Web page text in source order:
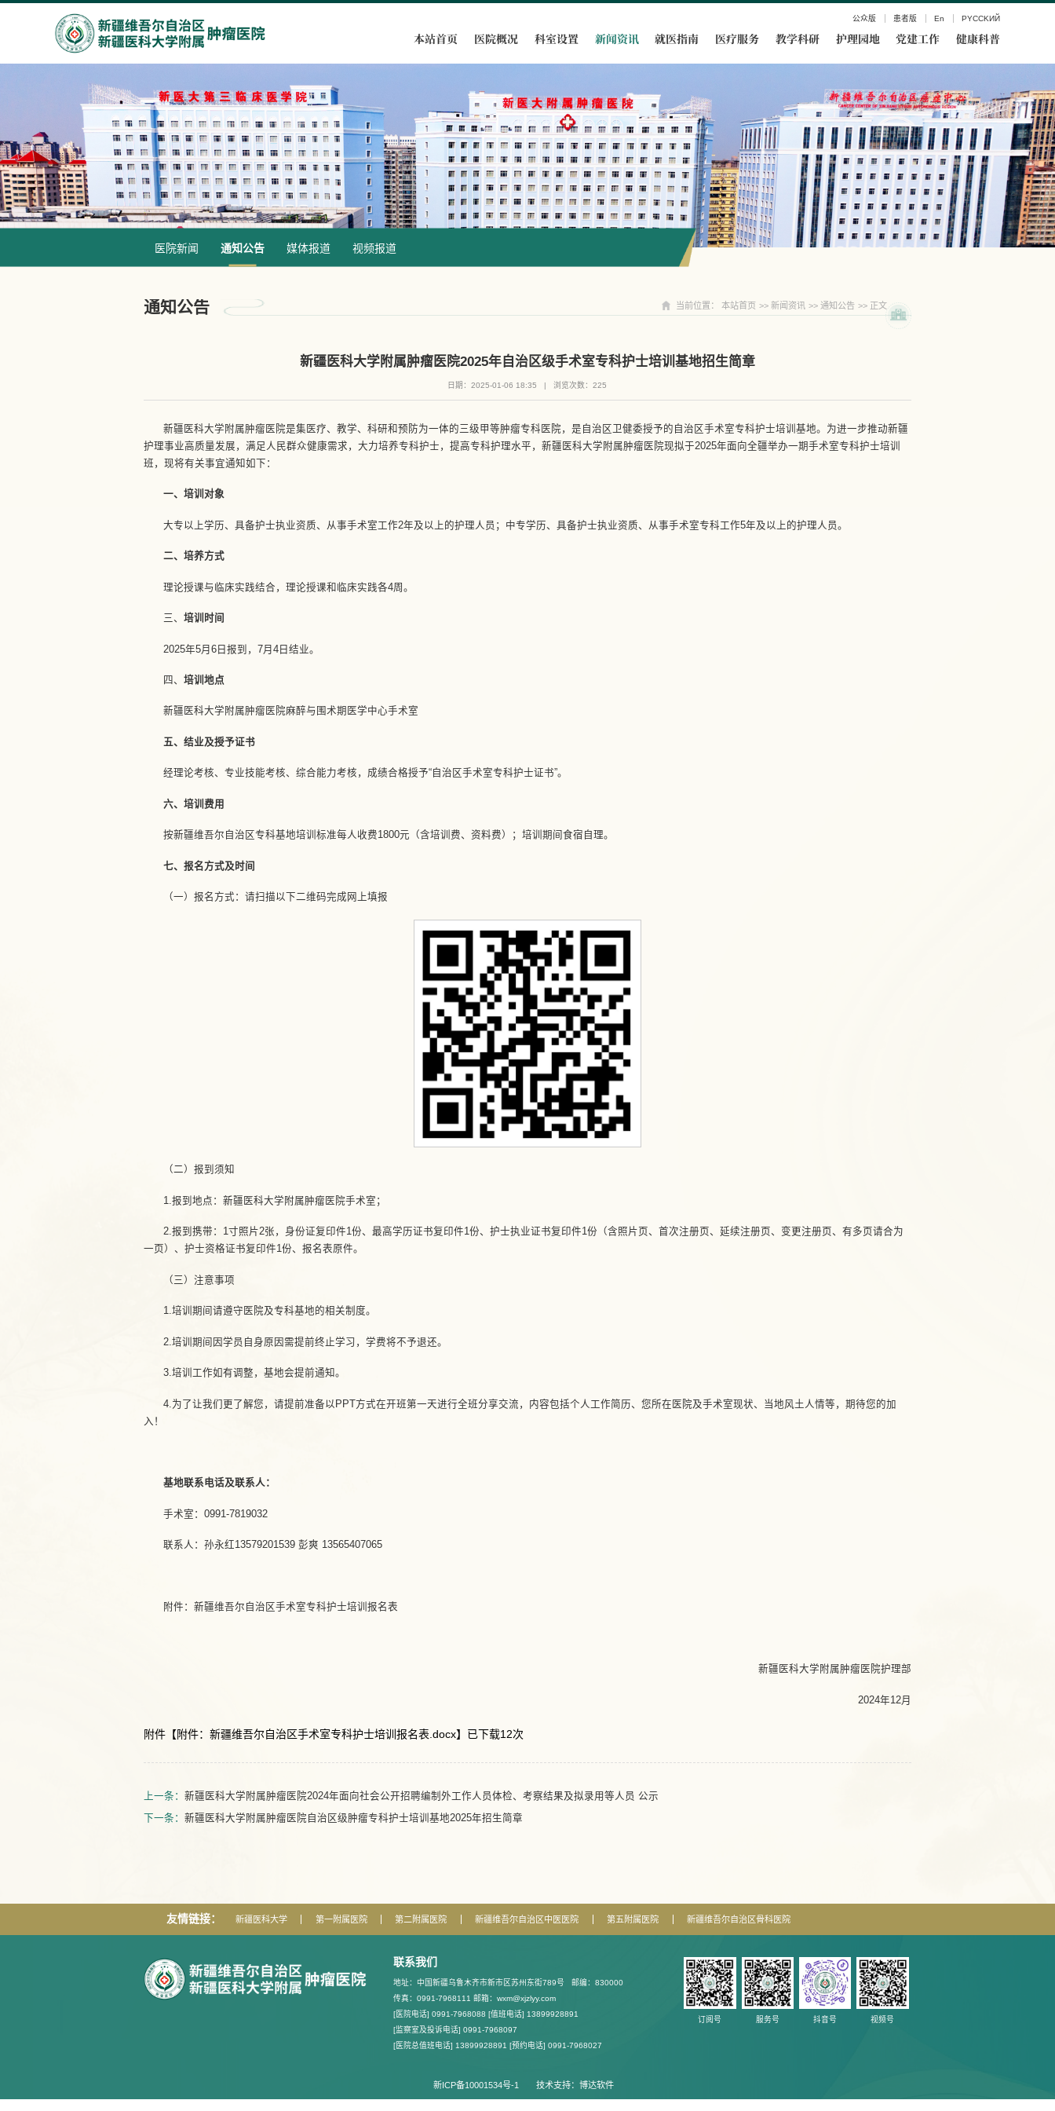
公众版 患者版 En PYCCKИЙ
本站首页 医院概况 科室设置 新闻资讯 就医指南 医疗服务 教学科研 护理园地 党建工作 健康科普
新闻资讯
医院新闻 通知公告 媒体报道 视频报道
通知公告 当前位置： 本站首页 >> 新闻资讯 >> 通知公告 >> 正文
新疆医科大学附属肿瘤医院2025年自治区级手术室专科护士培训基地招生简章
日期：2025-01-06 18:35 | 浏览次数：225
新疆医科大学附属肿瘤医院是集医疗、教学、科研和预防为一体的三级甲等肿瘤专科医院，是自治区卫健委授予的自治区手术室专科护士培训基地。为进一步推动新疆
护理事业高质量发展，满足人民群众健康需求，大力培养专科护士，提高专科护理水平，新疆医科大学附属肿瘤医院现拟于2025年面向全疆举办一期手术室专科护士培训
班，现将有关事宜通知如下：
一、培训对象
大专以上学历、具备护士执业资质、从事手术室工作2年及以上的护理人员；中专学历、具备护士执业资质、从事手术室专科工作5年及以上的护理人员。
二、培养方式
理论授课与临床实践结合，理论授课和临床实践各4周。
三、 培训时间
2025年5月6日报到，7月4日结业。
四、 培训地点
新疆医科大学附属肿瘤医院麻醉与围术期医学中心手术室
五、 结业及授予证书
经理论考核、专业技能考核、综合能力考核，成绩合格授予“自治区手术室专科护士证书”。
六、 培训费用
按新疆维吾尔自治区专科基地培训标准每人收费1800元（含培训费、资料费）；培训期间食宿自理。
七、报名方式及时间
（一）报名方式：请扫描以下二维码完成网上填报
（二）报到须知
1.报到地点：新疆医科大学附属肿瘤医院手术室；
2.报到携带：1寸照片2张，身份证复印件1份、最高学历证书复印件1份、护士执业证书复印件1份（含照片页、首次注册页、延续注册页、变更注册页、有多页请合为
一页）、护士资格证书复印件1份、报名表原件。
（三）注意事项
1.培训期间请遵守医院及专科基地的相关制度。
2.培训期间因学员自身原因需提前终止学习，学费将不予退还。
3.培训工作如有调整，基地会提前通知。
4.为了让我们更了解您，请提前准备以PPT方式在开班第一天进行全班分享交流，内容包括个人工作简历、您所在医院及手术室现状、当地风土人情等，期待您的加
入！
基地联系电话及联系人：
手术室：0991-7819032
联系人：孙永红13579201539 彭爽 13565407065
附件：新疆维吾尔自治区手术室专科护士培训报名表
新疆医科大学附属肿瘤医院护理部
2024年12月
附件【附件：新疆维吾尔自治区手术室专科护士培训报名表.docx】已下载12次
上一条： 新疆医科大学附属肿瘤医院2024年面向社会公开招聘编制外工作人员体检、考察结果及拟录用等人员 公示
下一条： 新疆医科大学附属肿瘤医院自治区级肿瘤专科护士培训基地2025年招生简章
友情链接： 新疆医科大学 第一附属医院 第二附属医院 新疆维吾尔自治区中医医院 第五附属医院 新疆维吾尔自治区骨科医院
联系我们
地址：中国新疆乌鲁木齐市新市区苏州东街789号
邮编：830000
传真：0991-7968111 邮箱：wxm@xjzlyy.com
[医院电话] 0991-7968088 [值班电话] 13899928891
[监察室及投诉电话] 0991-7968097
[医院总值班电话] 13899928891 [预约电话] 0991-7968027
订阅号 服务号 抖音号 视频号
新ICP备10001534号-1 技术支持： 博达软件